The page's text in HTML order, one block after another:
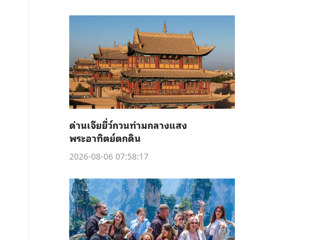
ด่านเจียยี่ว์กวนท่ามกลางแสง
พระอาทิตย์ตกดิน
2026-08-06 07:58:17